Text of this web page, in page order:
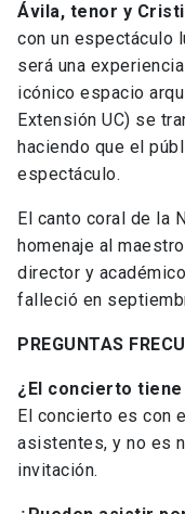
Ávila, tenor y
con un espectáculo
será una
icónico espacio
Extensión UC) se
haciendo que el
espectáculo.
El canto coral de la
homenaje al maestro
director y
falleció en
PREGUNTAS
¿El concierto
El concierto es con
asistentes, y no es
invitación.